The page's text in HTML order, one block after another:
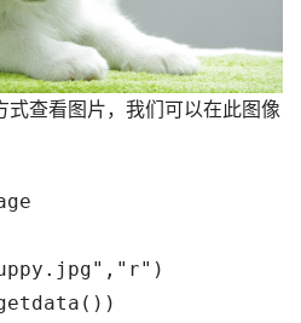
查看图片，我们可以在此图像